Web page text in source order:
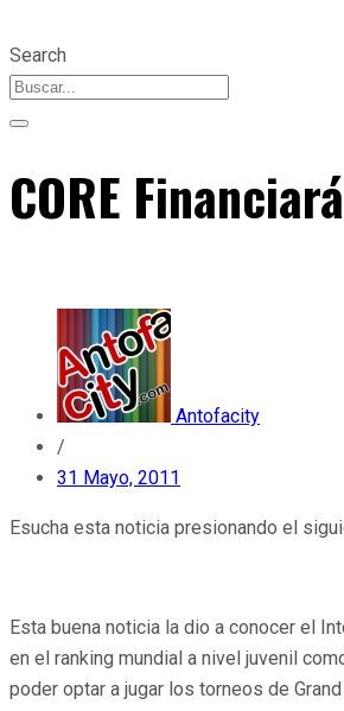
Search
CORE
Antofacity
/
31 Mayo, 2011
Esucha esta noticia presionando el
Esta buena noticia la dio a conocer el
en el ranking mundial a nivel juvenil
poder optar a jugar los torneos de